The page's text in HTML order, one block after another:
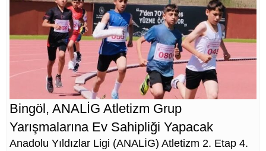
Bingöl, ANALİG Atletizm Grup
Yarışmalarına Ev Sahipliği Yapacak
Anadolu Yıldızlar Ligi (ANALİG) Atletizm 2. Etap 4.